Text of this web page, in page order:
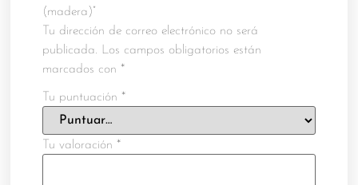
(madera)”
Tu dirección de correo electrónico no será
publicada. Los campos obligatorios están
marcados con *
Tu puntuación *
Tu valoración *